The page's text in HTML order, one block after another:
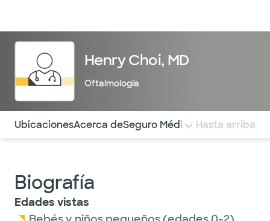
Henry Choi, MD
Oftalmología
Utilice esta navegación para saltar rápidamente a
UbicacionesAcerca deSeguro Médico COMENTARIOS
Hasta arriba
Biografía
Edades vistas